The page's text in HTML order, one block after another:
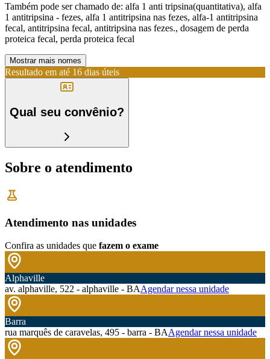
Também pode ser chamado de: alfa 1 anti tripsina(quantitativa), alfa
1 antitripsina - fezes, alfa 1 antitripsina nas fezes, alfa-1 antitripsina
fecal, antitripsina fecal, antitripsina nas fezes., dosagem de perda
proteica fecal, perda proteica fecal
Mostrar mais nomes
Resultado em até 16 dias úteis
Qual seu convênio?
Sobre o atendimento
Atendimento nas unidades
Confira as unidades que fazem o exame
Alphaville
av. alphaville, 522 - alphaville - BAAgendar nessa unidade
Barra
rua marquês de caravelas, 495 - barra - BAAgendar nessa unidade